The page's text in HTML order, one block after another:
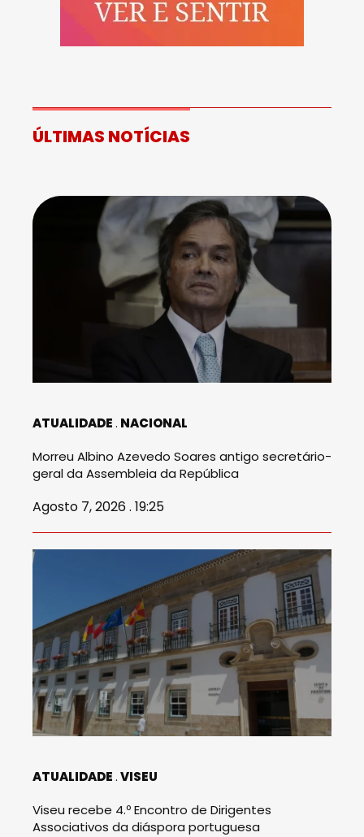
ÚLTIMAS NOTÍCIAS
ATUALIDADE NACIONAL
Morreu Albino Azevedo Soares antigo secretário-
geral da Assembleia da República
Agosto 7, 2026 . 19:25
ATUALIDADE VISEU
Viseu recebe 4.º Encontro de Dirigentes
Associativos da diáspora portuguesa